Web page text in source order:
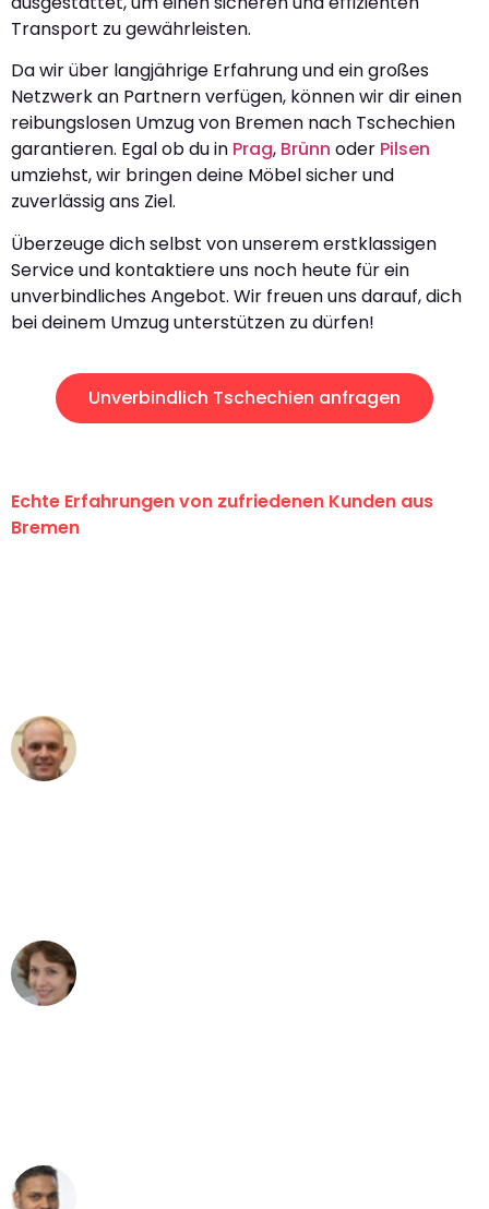
Transport zu gewährleisten.
Da wir über langjährige Erfahrung und ein großes
Netzwerk an Partnern verfügen, können wir dir einen
reibungslosen Umzug von Bremen nach Tschechien
garantieren. Egal ob du in Prag, Brünn oder Pilsen
umziehst, wir bringen deine Möbel sicher und
zuverlässig ans Ziel.
Überzeuge dich selbst von unserem erstklassigen
Service und kontaktiere uns noch heute für ein
unverbindliches Angebot. Wir freuen uns darauf, dich
bei deinem Umzug unterstützen zu dürfen!
Unverbindlich Tschechien anfragen
Echte Erfahrungen von zufriedenen Kunden aus
Bremen